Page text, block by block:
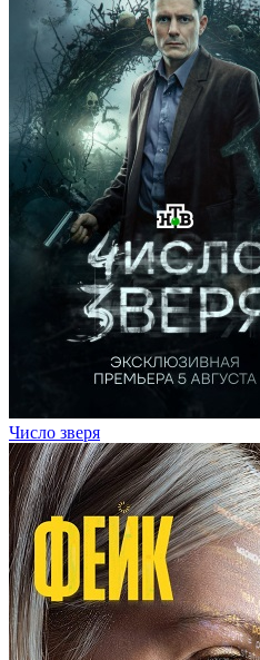
Число зверя